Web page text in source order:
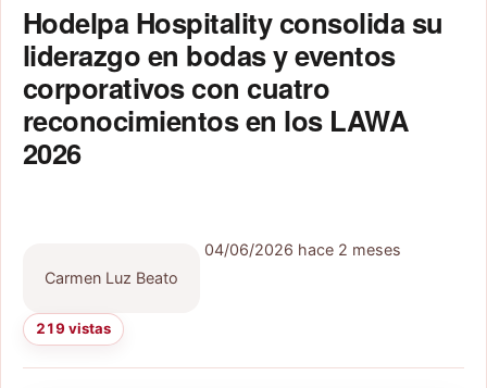
Hodelpa Hospitality consolida su
liderazgo en bodas y eventos
corporativos con cuatro
reconocimientos en los LAWA
2026
Carmen Luz Beato
04/06/2026 hace 2 meses
219 vistas